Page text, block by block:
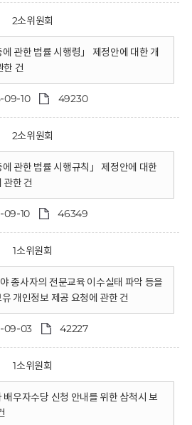
2소위원회
에 관한 법률 시행령」 제정안에 대한 개
한 건
09-10 49230
2소위원회
에 관한 법률 시행규칙」 제정안에 대한
관한 건
09-10 46349
1소위원회
종사자의 전문교육 이수실태 파악 등을
개인정보 제공 요청에 관한 건
09-03 42227
1소위원회
우자수당 신청 안내를 위한 삼척시 보